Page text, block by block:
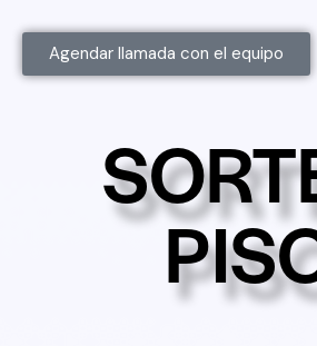
Agendar llamada con el equipo